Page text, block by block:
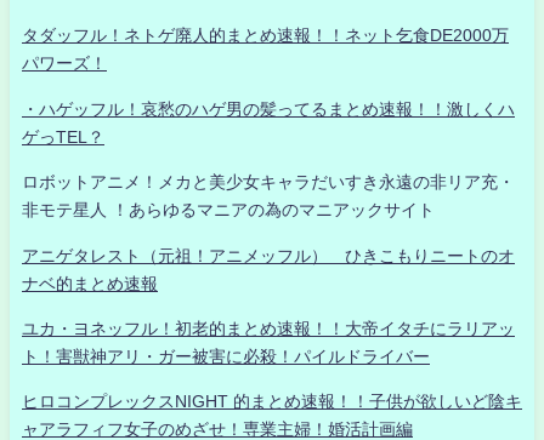
タダッフル！ネトゲ廃人的まとめ速報！！ネット乞食DE2000万
パワーズ！
・ハゲッフル！哀愁のハゲ男の髪ってるまとめ速報！！激しくハ
ゲっTEL？
ロボットアニメ！メカと美少女キャラだいすき永遠の非リア充・
非モテ星人 ！あらゆるマニアの為のマニアックサイト
アニゲタレスト（元祖！アニメッフル） ひきこもりニートのオ
ナベ的まとめ速報
ユカ・ヨネッフル！初老的まとめ速報！！大帝イタチにラリアッ
ト！害獣神アリ・ガー被害に必殺！パイルドライバー
ヒロコンプレックスNIGHT 的まとめ速報！！子供が欲しいど陰キ
ャアラフィフ女子のめざせ！専業主婦！婚活計画編